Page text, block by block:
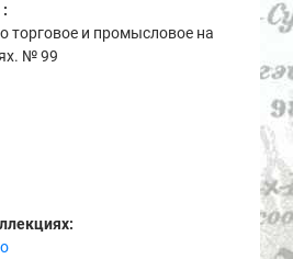
торговое и промысловое на
№ 99